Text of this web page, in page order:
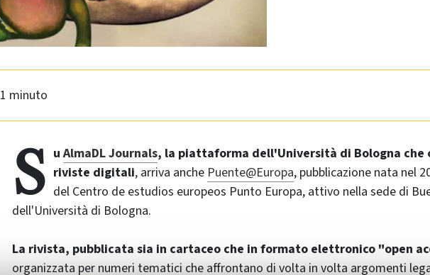
1 minuto
S uAlmaDL Journals, la piattaforma dell'Università di Bologna che
riviste digitali, arriva anche Puente@Europa, pubblicazione nata nel
del Centro de estudios europeos Punto Europa, attivo nella sede di
dell'Università di Bologna.
La rivista, pubblicata sia in cartaceo che in formato elettronico "open
organizzata per numeri tematici che affrontano di volta in volta argomenti